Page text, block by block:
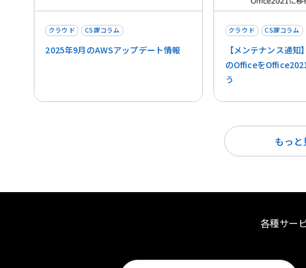
クラウド CS課コラム
2025年9月のAWSアップデート情報
クラウド CS課コラム
【メンテナンス通
のOfficeを
う
もっと
各種サー